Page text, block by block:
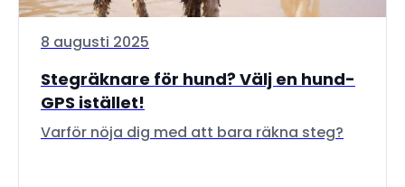
8 augusti 2025
Stegräknare för hund? Välj en hund-
GPS istället!
Varför nöja dig med att bara räkna steg?